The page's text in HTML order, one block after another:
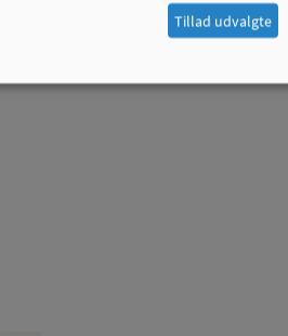
VF 250 F
Tillad udvalgte